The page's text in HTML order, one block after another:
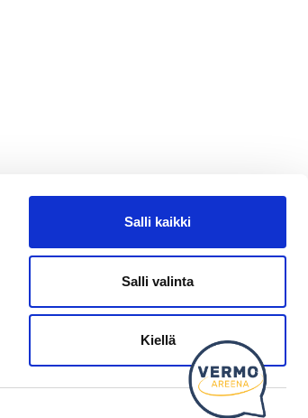
Salli kaikki
Salli valinta
Kiellä
Kysy tapahtumista tai raveista